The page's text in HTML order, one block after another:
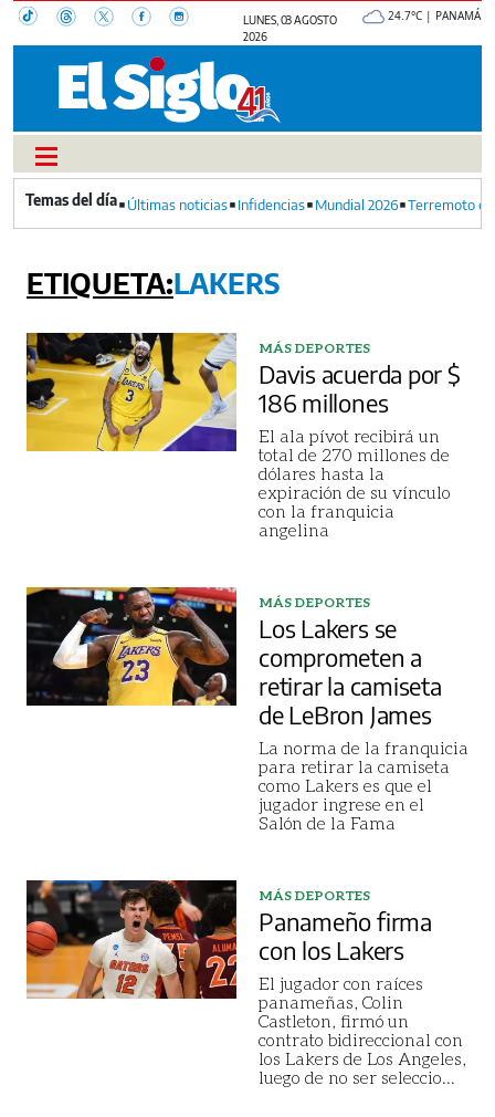
LUNES, 03 AGOSTO
2026
24.7°C | PANAMÁ
Últimas noticias Infidencias Mundial 2026 Terremoto
LAKERS
MÁS DEPORTES
Davis acuerda por $
186 millones
El ala pívot recibirá un
total de 270 millones de
dólares hasta la
expiración de su vínculo
con la franquicia
angelina
MÁS DEPORTES
Los Lakers se
comprometen a
retirar la camiseta
de LeBron James
La norma de la franquicia
para retirar la camiseta
como Lakers es que el
jugador ingrese en el
Salón de la Fama
MÁS DEPORTES
Panameño firma
con los Lakers
El jugador con raíces
panameñas, Colin
Castleton, firmó un
contrato bidireccional con
los Lakers de Los Angeles,
luego de no ser seleccio...